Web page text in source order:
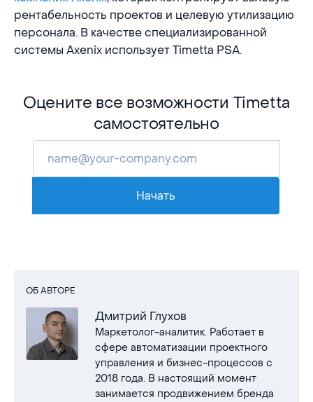
рентабельность проектов и целевую утилизацию
персонала. В качестве специализированной
системы Axenix использует Timetta PSA.
Оцените все возможности Timetta
самостоятельно
Начать
ОБ АВТОРЕ
Дмитрий Глухов
Маркетолог-аналитик. Работает в
сфере автоматизации проектного
управления и бизнес-процессов с
2018 года. В настоящий момент
занимается продвижением бренда